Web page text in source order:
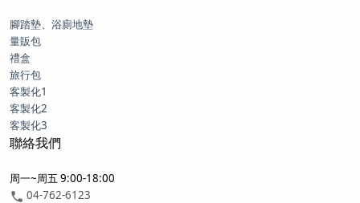
腳踏墊、浴廁地墊
量販包
禮盒
旅行包
客製化1
客製化2
客製化3
聯絡我們
周一~周五 9:00-18:00
04-762-6123